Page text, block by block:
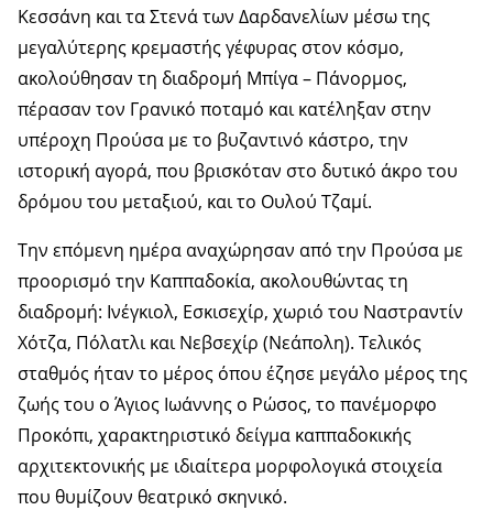
Κεσσάνη και τα Στενά των Δαρδανελίων μέσω της
μεγαλύτερης κρεμαστής γέφυρας στον κόσμο,
ακολούθησαν τη διαδρομή Μπίγα – Πάνορμος,
πέρασαν τον Γρανικό ποταμό και κατέληξαν στην
υπέροχη Προύσα με το βυζαντινό κάστρο, την
ιστορική αγορά, που βρισκόταν στο δυτικό άκρο του
δρόμου του μεταξιού, και το Ουλού Τζαμί.
Την επόμενη ημέρα αναχώρησαν από την Προύσα με
προορισμό την Καππαδοκία, ακολουθώντας τη
διαδρομή: Ινέγκιολ, Εσκισεχίρ, χωριό του Ναστραντίν
Χότζα, Πόλατλι και Νεβσεχίρ (Νεάπολη). Τελικός
σταθμός ήταν το μέρος όπου έζησε μεγάλο μέρος της
ζωής του ο Άγιος Ιωάννης ο Ρώσος, το πανέμορφο
Προκόπι, χαρακτηριστικό δείγμα καππαδοκικής
αρχιτεκτονικής με ιδιαίτερα μορφολογικά στοιχεία
που θυμίζουν θεατρικό σκηνικό.